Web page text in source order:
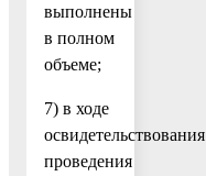
выполнены
в полном
объеме;
7) в ходе
освидетельствования
проведения